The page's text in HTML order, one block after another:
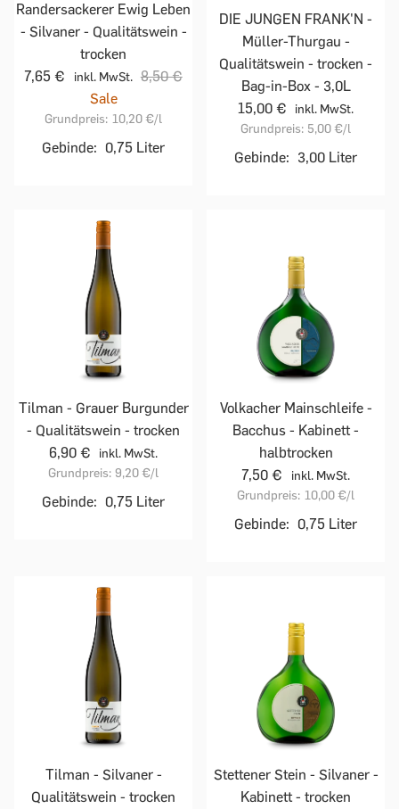
Randersackerer Ewig Leben
- Silvaner - Qualitätswein -
trocken
7,65 €
inkl. MwSt. 8,50 €
Sale
Grundpreis: 10,20 €/l
Gebinde: 0,75 Liter
DIE JUNGEN FRANK'N -
Müller-Thurgau -
Qualitätswein - trocken -
Bag-in-Box - 3,0L
15,00 €
inkl. MwSt.
Grundpreis: 5,00 €/l
Gebinde: 3,00 Liter
Tilman - Grauer Burgunder
- Qualitätswein - trocken
6,90 €
inkl. MwSt.
Grundpreis: 9,20 €/l
Gebinde: 0,75 Liter
Volkacher Mainschleife -
Bacchus - Kabinett -
halbtrocken
7,50 €
inkl. MwSt.
Grundpreis: 10,00 €/l
Gebinde: 0,75 Liter
Tilman - Silvaner -
Qualitätswein - trocken
Stettener Stein - Silvaner -
Kabinett - trocken